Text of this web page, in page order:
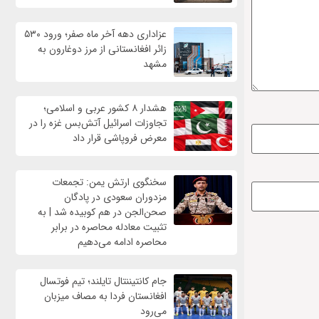
عزاداری دهه آخر ماه صفر؛ ورود ۵۳۰
زائر افغانستانی از مرز دوغارون به
مشهد
هشدار ۸ کشور عربی و اسلامی؛
تجاوزات اسرائیل آتش‌بس غزه را در
معرض فروپاشی قرار داد
سخنگوی ارتش یمن: تجمعات
مزدوران سعودی در پادگان
صحن‌الجن در هم کوبیده شد | به
تثبیت معادله محاصره در برابر
محاصره ادامه می‌دهیم
جام کانتیننتال تایلند؛ تیم فوتسال
افغانستان فردا به مصاف میزبان
می‌رود